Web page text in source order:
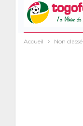
Accueil Non classé